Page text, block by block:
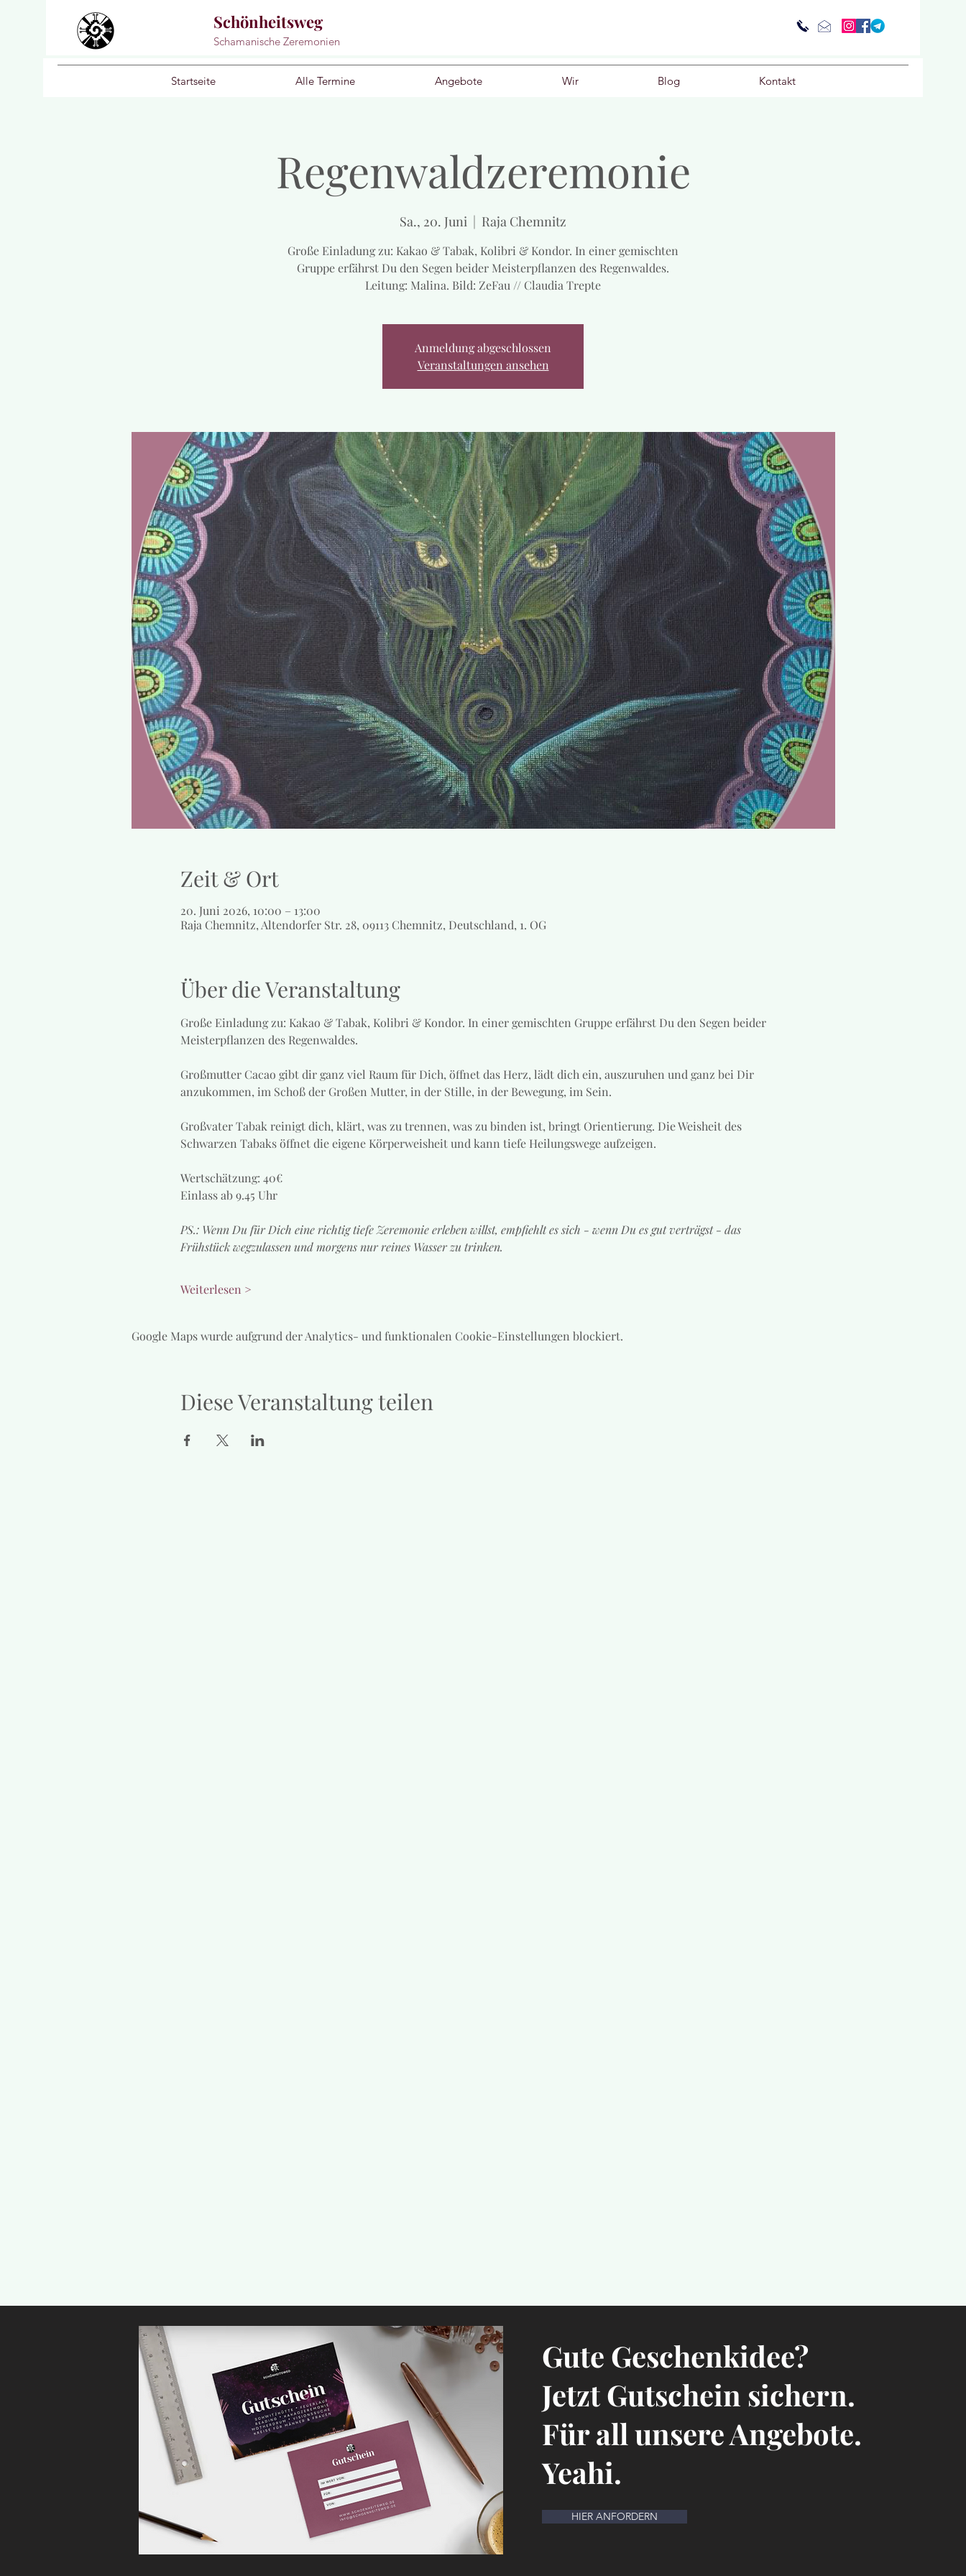
Schönheitsweg
Schamanische Zeremonien
Startseite Alle Termine Angebote Wir Blog Kontakt
Regenwaldzeremonie
Sa., 20. Juni
  |
Raja Chemnitz
Große Einladung zu: Kakao & Tabak, Kolibri & Kondor. In einer gemischten
Gruppe erfährst Du den Segen beider Meisterpflanzen des Regenwaldes.
Leitung: Malina. Bild: ZeFau // Claudia Trepte
Anmeldung abgeschlossen
Veranstaltungen ansehen
Zeit & Ort
20. Juni 2026, 10:00 – 13:00
Raja Chemnitz, Altendorfer Str. 28, 09113 Chemnitz, Deutschland, 1. OG
Über die Veranstaltung
Große Einladung zu: Kakao & Tabak, Kolibri & Kondor. In einer gemischten Gruppe erfährst Du den Segen beider
Meisterpflanzen des Regenwaldes.
Großmutter Cacao gibt dir ganz viel Raum für Dich, öffnet das Herz, lädt dich ein, auszuruhen und ganz bei Dir
anzukommen, im Schoß der Großen Mutter, in der Stille, in der Bewegung, im Sein.
Großvater Tabak reinigt dich, klärt, was zu trennen, was zu binden ist, bringt Orientierung. Die Weisheit des
Schwarzen Tabaks öffnet die eigene Körperweisheit und kann tiefe Heilungswege aufzeigen.
Wertschätzung: 40€
Einlass ab 9.45 Uhr
PS.: Wenn Du für Dich eine richtig tiefe Zeremonie erleben willst, empfiehlt es sich - wenn Du es gut verträgst - das
Frühstück wegzulassen und morgens nur reines Wasser zu trinken.
Weiterlesen >
Google Maps wurde aufgrund der Analytics- und funktionalen Cookie-Einstellungen blockiert.
Diese Veranstaltung teilen
Gute Geschenkidee?
Jetzt Gutschein sichern.
Für all unsere Angebote.
Yeahi.
HIER ANFORDERN